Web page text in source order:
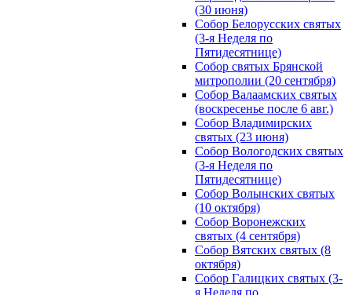
(30 июня)
Собор Белорусских святых
(3-я Неделя по
Пятидесятнице)
Собор святых Брянской
митрополии (20 сентября)
Собор Валаамских святых
(воскресенье после 6 авг.)
Собор Владимирских
святых (23 июня)
Собор Вологодских святых
(3-я Неделя по
Пятидесятнице)
Собор Волынских святых
(10 октября)
Собор Воронежских
святых (4 сентября)
Собор Вятских святых (8
октября)
Собор Галицких святых (3-